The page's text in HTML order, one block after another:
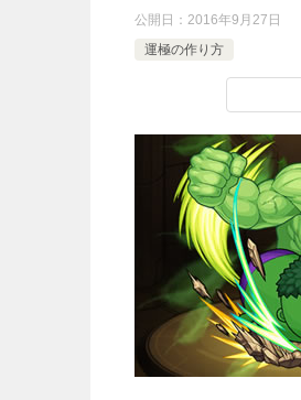
公開日： 2016年9月27日
運極の作り方